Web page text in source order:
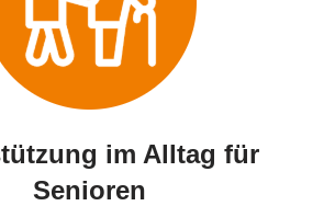
im Alltag für
Senioren